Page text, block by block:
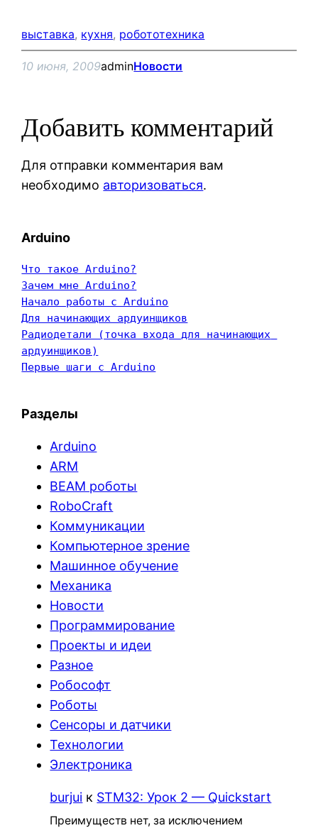
выставка, кухня, робототехника
10 июня, 2009adminНовости
Добавить комментарий
Для отправки комментария вам
необходимо авторизоваться.
Arduino
Что такое Arduino?
Зачем мне Arduino?
Начало работы с Arduino
Для начинающих ардуинщиков
Радиодетали (точка входа для начинающих
ардуинщиков)
Первые шаги с Arduino
Разделы
Arduino
ARM
BEAM роботы
RoboCraft
Коммуникации
Компьютерное зрение
Машинное обучение
Механика
Новости
Программирование
Проекты и идеи
Разное
Робософт
Роботы
Сенсоры и датчики
Технологии
Электроника
burjui к STM32: Урок 2 — Quickstart
Преимуществ нет, за исключением